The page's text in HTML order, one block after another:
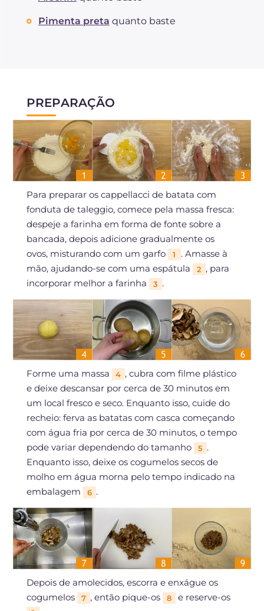
Pimenta preta quanto baste
PREPARAÇÃO
Para preparar os cappellacci de batata com
fonduta de taleggio, comece pela massa fresca:
despeje a farinha em forma de fonte sobre a
bancada, depois adicione gradualmente os
ovos, misturando com um garfo
1
. Amasse à
mão, ajudando-se com uma espátula
2 , para
incorporar melhor a farinha
3 .
Forme uma massa 4 , cubra com filme plástico
e deixe descansar por cerca de 30 minutos em
um local fresco e seco. Enquanto isso, cuide do
recheio: ferva as batatas com casca começando
com água fria por cerca de 30 minutos, o tempo
pode variar dependendo do tamanho
5 .
Enquanto isso, deixe os cogumelos secos de
molho em água morna pelo tempo indicado na
embalagem
6 .
Depois de amolecidos, escorra e enxágue os
cogumelos
7 , então pique-os 8 e reserve-os